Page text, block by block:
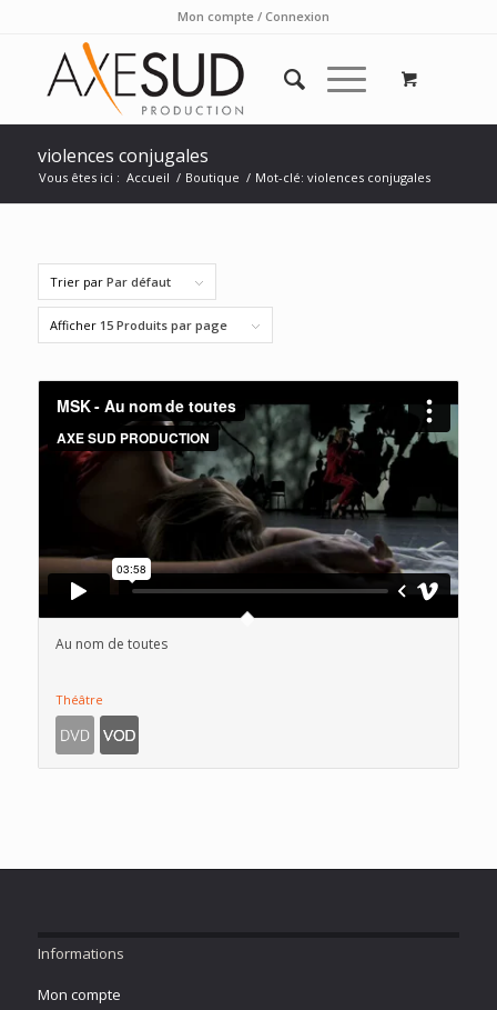
Mon compte / Connexion
violences conjugales
Vous êtes ici : Accueil / Boutique / Mot-clé: violences conjugales
Trier par Par défaut
Afficher 15 Produits par page
Au nom de toutes
Théâtre
Informations
Mon compte